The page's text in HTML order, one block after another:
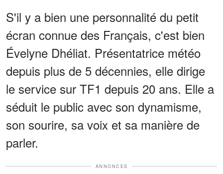
S'il y a bien une personnalité du petit
écran connue des Français, c'est bien
Évelyne Dhéliat. Présentatrice météo
depuis plus de 5 décennies, elle dirige
le service sur TF1 depuis 20 ans. Elle a
séduit le public avec son dynamisme,
son sourire, sa voix et sa manière de
parler.
ANNONCES